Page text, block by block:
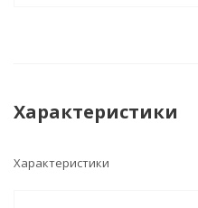
Характеристики
Характеристики